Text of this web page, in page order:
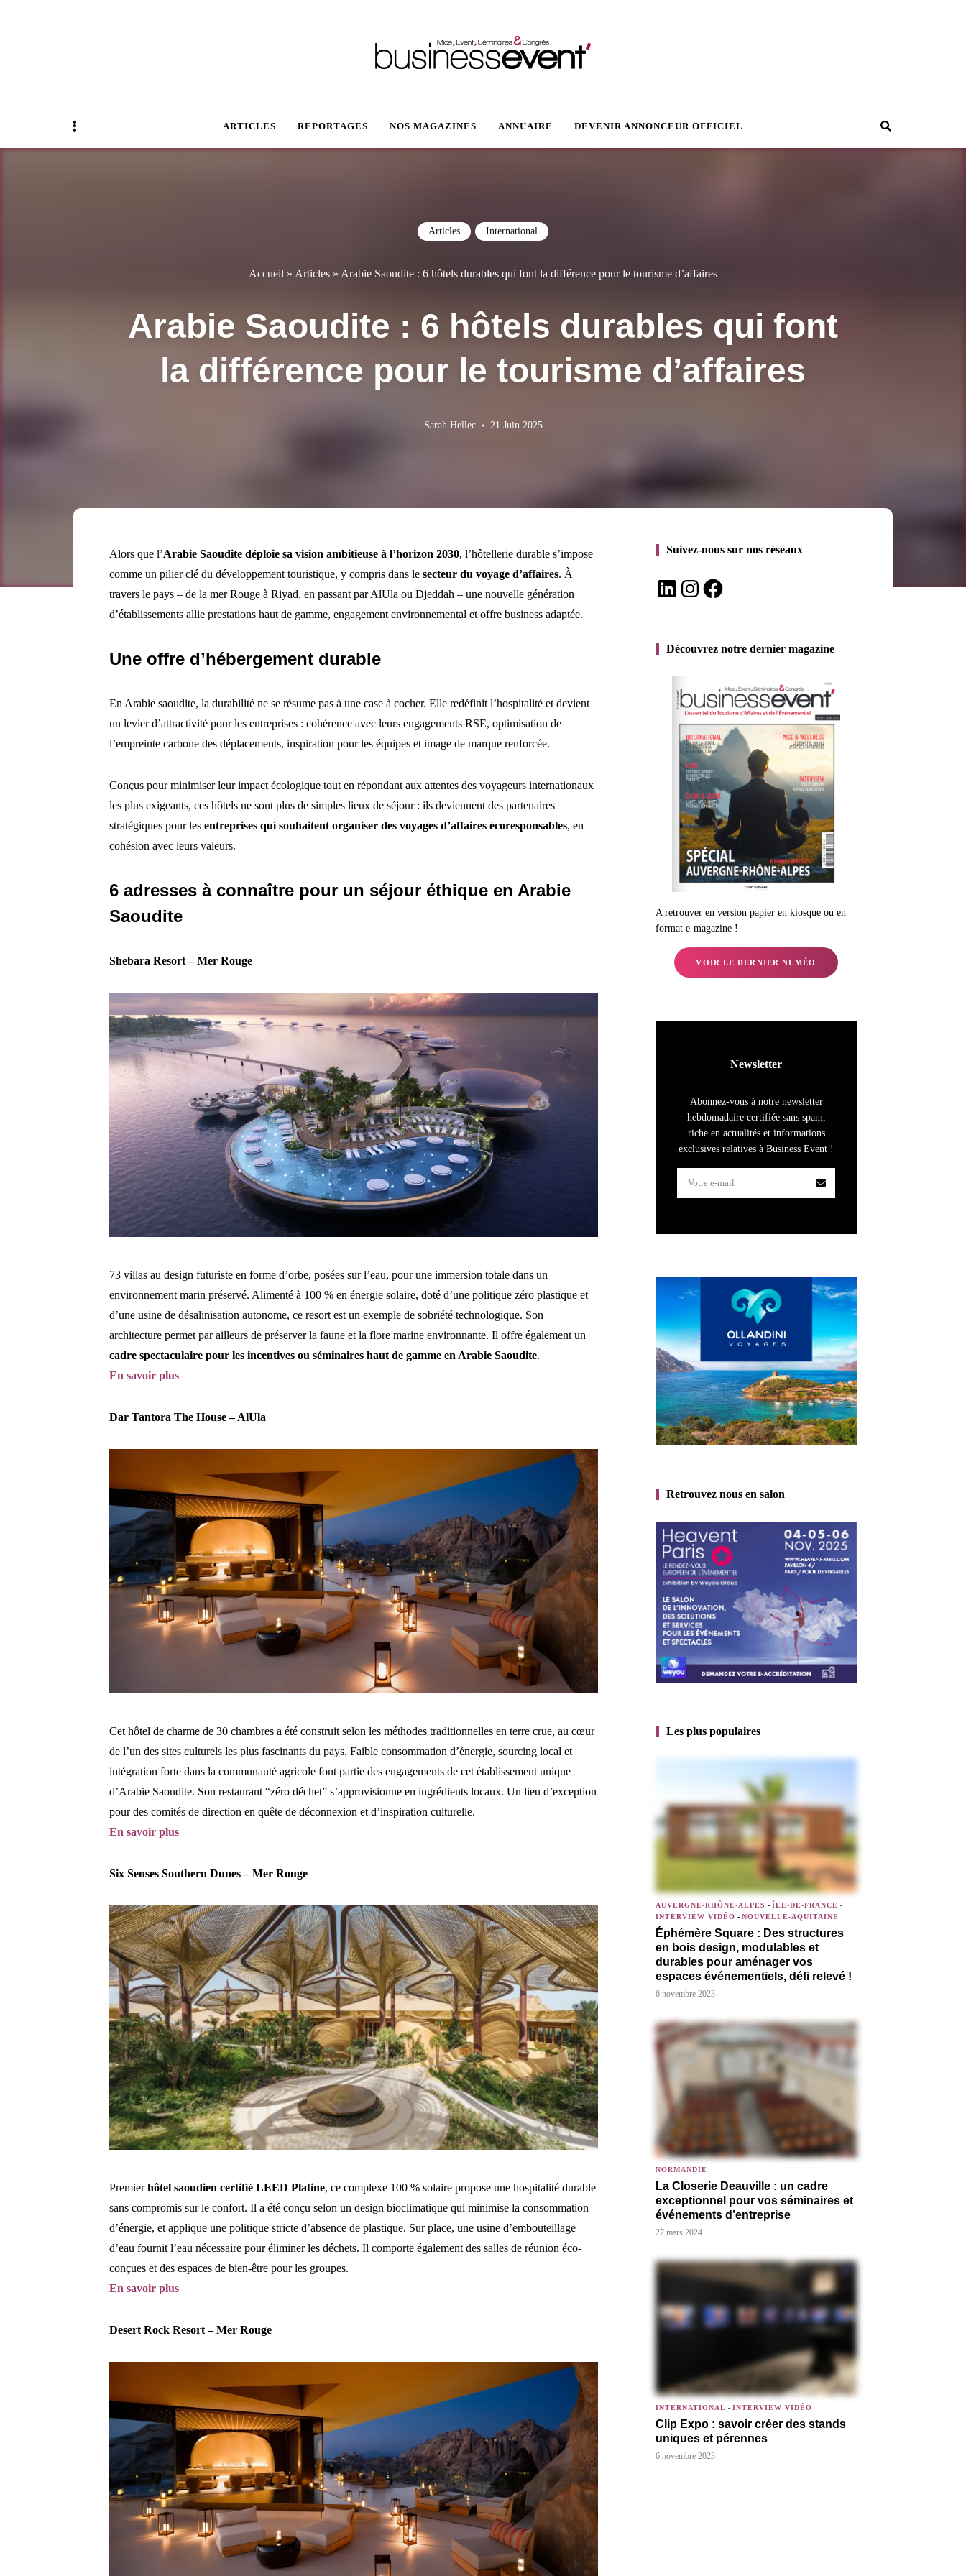
ARTICLES REPORTAGES NOS MAGAZINES ANNUAIRE DEVENIR ANNONCEUR OFFICIEL
Sidebar Recherche
Articles International
Accueil » Articles » Arabie Saoudite : 6 hôtels durables qui font la différence pour le tourisme d’affaires
Arabie Saoudite : 6 hôtels durables qui font
la différence pour le tourisme d’affaires
Sarah Hellec 21 Juin 2025
Alors que l’Arabie Saoudite déploie sa vision ambitieuse à l’horizon 2030, l’hôtellerie durable s’impose
comme un pilier clé du développement touristique, y compris dans le secteur du voyage d’affaires. À
travers le pays – de la mer Rouge à Riyad, en passant par AlUla ou Djeddah – une nouvelle génération
d’établissements allie prestations haut de gamme, engagement environnemental et offre business adaptée.
Une offre d’hébergement durable
En Arabie saoudite, la durabilité ne se résume pas à une case à cocher. Elle redéfinit l’hospitalité et devient
un levier d’attractivité pour les entreprises : cohérence avec leurs engagements RSE, optimisation de
l’empreinte carbone des déplacements, inspiration pour les équipes et image de marque renforcée.
Conçus pour minimiser leur impact écologique tout en répondant aux attentes des voyageurs internationaux
les plus exigeants, ces hôtels ne sont plus de simples lieux de séjour : ils deviennent des partenaires
stratégiques pour les entreprises qui souhaitent organiser des voyages d’affaires écoresponsables, en
cohésion avec leurs valeurs.
6 adresses à connaître pour un séjour éthique en Arabie
Saoudite
Shebara Resort – Mer Rouge
73 villas au design futuriste en forme d’orbe, posées sur l’eau, pour une immersion totale dans un
environnement marin préservé. Alimenté à 100 % en énergie solaire, doté d’une politique zéro plastique et
d’une usine de désalinisation autonome, ce resort est un exemple de sobriété technologique. Son
architecture permet par ailleurs de préserver la faune et la flore marine environnante. Il offre également un
cadre spectaculaire pour les incentives ou séminaires haut de gamme en Arabie Saoudite.
En savoir plus
Dar Tantora The House – AlUla
Cet hôtel de charme de 30 chambres a été construit selon les méthodes traditionnelles en terre crue, au cœur
de l’un des sites culturels les plus fascinants du pays. Faible consommation d’énergie, sourcing local et
intégration forte dans la communauté agricole font partie des engagements de cet établissement unique
d’Arabie Saoudite. Son restaurant “zéro déchet” s’approvisionne en ingrédients locaux. Un lieu d’exception
pour des comités de direction en quête de déconnexion et d’inspiration culturelle.
En savoir plus
Six Senses Southern Dunes – Mer Rouge
Premierhôtel saoudien certifié LEED Platine, ce complexe 100 % solaire propose une hospitalité durable
sans compromis sur le confort. Il a été conçu selon un design bioclimatique qui minimise la consommation
d’énergie, et applique une politique stricte d’absence de plastique. Sur place, une usine d’embouteillage
d’eau fournit l’eau nécessaire pour éliminer les déchets. Il comporte également des salles de réunion éco-
conçues et des espaces de bien-être pour les groupes.
En savoir plus
Desert Rock Resort – Mer Rouge
Suivez-nous sur nos réseaux
LinkedInInstagramFacebook
Découvrez notre dernier magazine
A retrouver en version papier en kiosque ou en
format e-magazine !
VOIR LE DERNIER NUMÉO
Newsletter
Abonnez-vous à notre newsletter
hebdomadaire certifiée sans spam,
riche en actualités et informations
exclusives relatives à Business Event !
Retrouvez nous en salon
Les plus populaires
AUVERGNE-RHÔNE-ALPES - ÎLE-DE-FRANCE -
INTERVIEW VIDÉO - NOUVELLE-AQUITAINE
Éphémère Square : Des structures
en bois design, modulables et
durables pour aménager vos
espaces événementiels, défi relevé !
6 novembre 2023
NORMANDIE
La Closerie Deauville : un cadre
exceptionnel pour vos séminaires et
événements d’entreprise
27 mars 2024
INTERNATIONAL - INTERVIEW VIDÉO
Clip Expo : savoir créer des stands
uniques et pérennes
6 novembre 2023